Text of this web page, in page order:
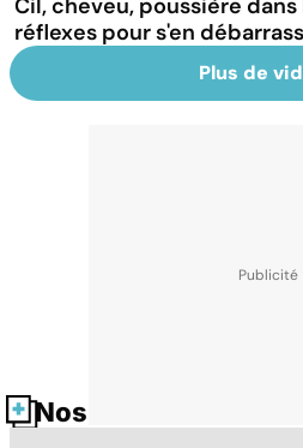
Cil, cheveu, poussière
réflexes pour s'en
Plus de
Nos fiches santé